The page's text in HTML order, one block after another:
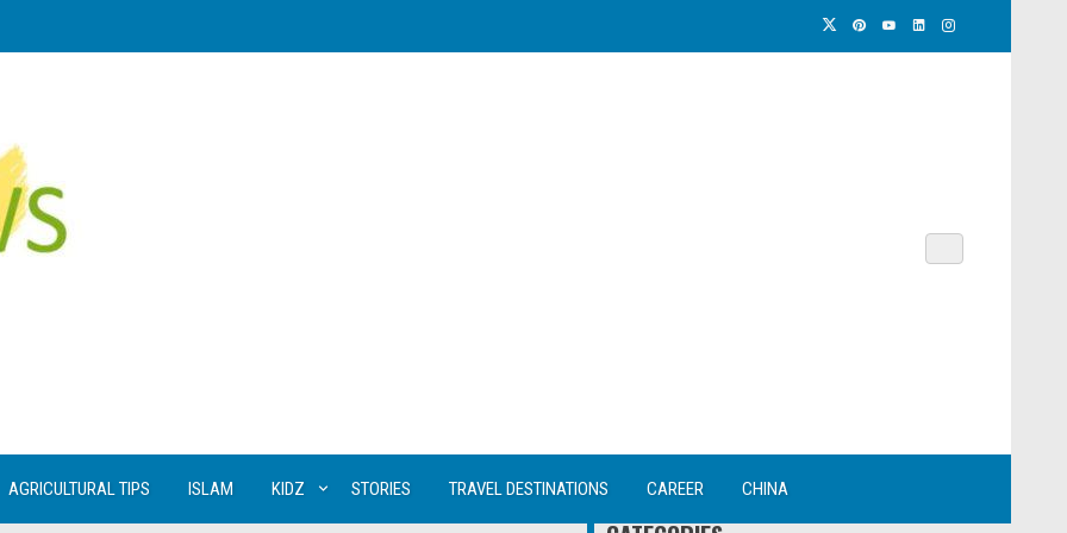
AGRICULTURAL TIPS ISLAM KIDZ STORIES TRAVEL DESTINATIONS CAREER CHINA